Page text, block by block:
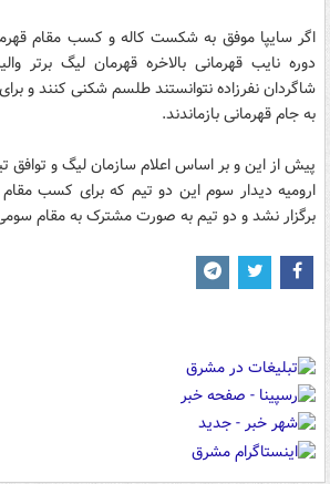
اگر سایپا موفق به شکست کاله و کسب مقام
دوره نایب قهرمانی بالاخره قهرمان لیگ برتر
شاگردان نفرزاده نتوانستند طلسم شکنی کنند و
به جام قهرمانی بازماندند.
پیش از این و بر اساس اعلام سازمان لیگ و توافق
ارومیه دیدار سوم این دو تیم که برای کسب
برگزار نشد و دو تیم به صورت مشترک به مقام